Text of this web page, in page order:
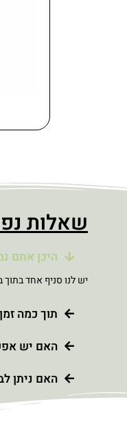
שאלות
היכן אתם
יש לנו סניף אחד בתוך
תוך כמה
האם יש
האם ניתן